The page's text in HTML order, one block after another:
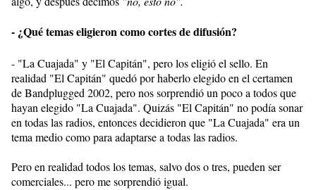
- ¿Qué temas eligieron como cortes de difusión?
- "La Cuajada" y "El Capitán", pero los eligió el sello. En
realidad "El Capitán" quedó por haberlo elegido en el certamen
de Bandplugged 2002, pero nos sorprendió un poco a todos que
hayan elegido "La Cuajada". Quizás "El Capitán" no podía sonar
en todas las radios, entonces decidieron que "La Cuajada" era un
tema medio como para adaptarse a todas las radios.
Pero en realidad todos los temas, salvo dos o tres, pueden ser
comerciales... pero me sorprendió igual.